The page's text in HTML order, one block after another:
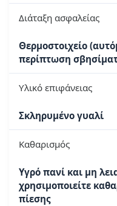
Διάταξη ασφαλείας
Θερμοστοιχείο
περίπτωση
Υλικό επιφάνειας
Σκληρυμένο γυαλί
Καθαρισμός
Υγρό πανί και μη
χρησιμοποιείτε
πίεσης